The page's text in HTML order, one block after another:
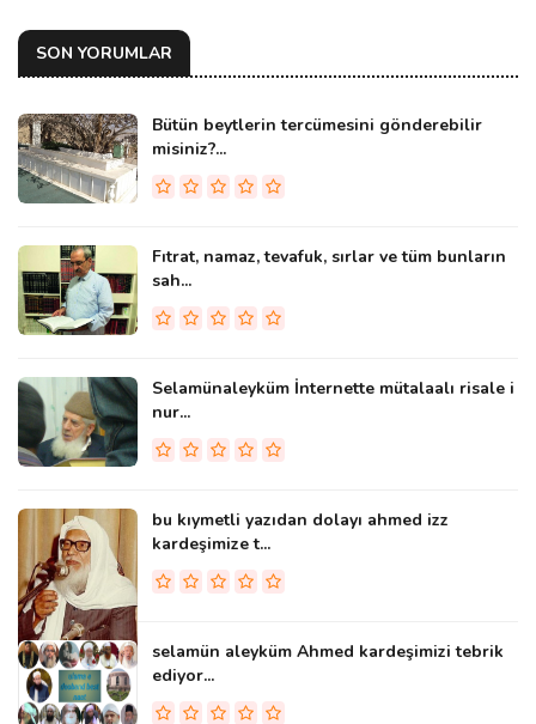
SON YORUMLAR
Bütün beytlerin tercümesini gönderebilir
misiniz?...
Fıtrat, namaz, tevafuk, sırlar ve tüm bunların
sah...
Selamünaleyküm İnternette mütalaalı risale i
nur...
bu kıymetli yazıdan dolayı ahmed izz
kardeşimize t...
selamün aleyküm Ahmed kardeşimizi tebrik
ediyor...